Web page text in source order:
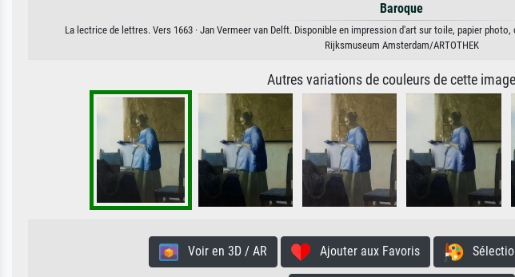
Baroque
La lectrice de lettres. Vers 1663 · Jan Vermeer van Delft. Disponible en impression d'art sur toile, papier
Rijksmuseum Amsterdam/ARTOTHEK
Autres variations de couleurs de cette image
Voir en 3D / AR Ajouter aux Favoris